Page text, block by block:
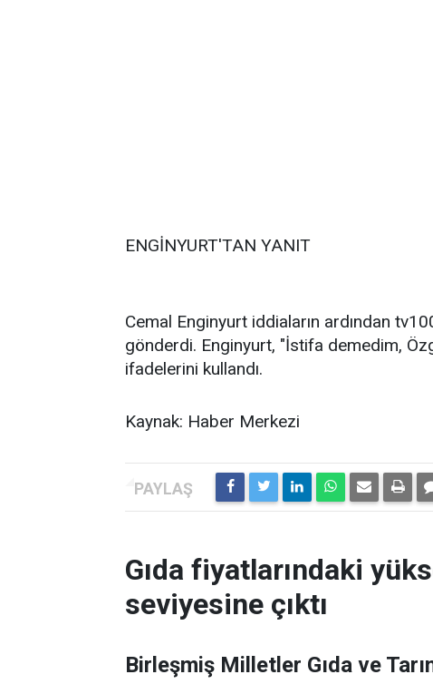
ENGİNYURT'TAN YANIT
Cemal Enginyurt iddiaların ardından
gönderdi. Enginyurt, "İstifa demedim,
ifadelerini kullandı.
Kaynak: Haber Merkezi
Gıda fiyatlarındaki
seviyesine çıktı
Birleşmiş Milletler Gıda ve